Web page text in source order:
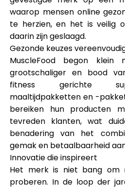
Mijn
Financiering
+372 712
waarop mensen online
te herzien, en het is veilig
daarin zijn geslaagd.
Gezonde keuzes
MuscleFood begon
grootschaliger en bood
fitness gerichte
maaltijdpakketten en -
bereiken hun producten
tevreden klanten, wat
benadering van het
gemak en betaalbaarheid
Innovatie die inspireert
Het merk is niet bang om
proberen. In de loop der